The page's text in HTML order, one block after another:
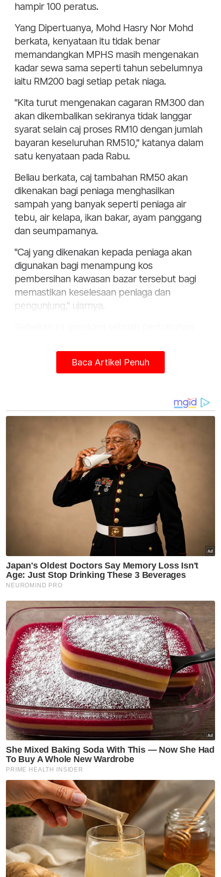
hampir 100 peratus.
Yang Dipertuanya, Mohd Hasry Nor Mohd
berkata, kenyataan itu tidak benar
memandangkan MPHS masih mengenakan
kadar sewa sama seperti tahun sebelumnya
iaitu RM200 bagi setiap petak niaga.
"Kita turut mengenakan cagaran RM300 dan
akan dikembalikan sekiranya tidak langgar
syarat selain caj proses RM10 dengan jumlah
bayaran keseluruhan RM510," katanya dalam
satu kenyataan pada Rabu.
Beliau berkata, caj tambahan RM50 akan
dikenakan bagi peniaga menghasilkan
sampah yang banyak seperti peniaga air
tebu, air kelapa, ikan bakar, ayam panggang
dan seumpamanya.
"Caj yang dikenakan kepada peniaga akan
digunakan bagi menampung kos
pembersihan kawasan bazar tersebut bagi
memastikan keselesaan peniaga dan
pengunjung," ujarnya.
Ramadan di daerah Hulu Selangor meningkat
hampir 100 peratus berbanding ramadan
peratus
Kadar sewa bazar Ramadan Putrajaya diturunkan -
Pengunjung meningkat di bazar Ramadan, peniaga
untung - Kajian
Muat turun aplikasi Sinar Harian.Klik di sini!
Tapak
Bazar Ramadan
Naik
Artikel Disyorkan
Selangor KL
Bekas komando meninggal
dunia selepas tiga tahun
berjuang lawan kanser
Baca Artikel Penuh